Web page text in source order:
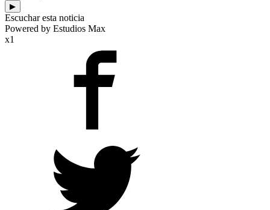
▶
Escuchar esta noticia
Powered by Estudios Max
x1